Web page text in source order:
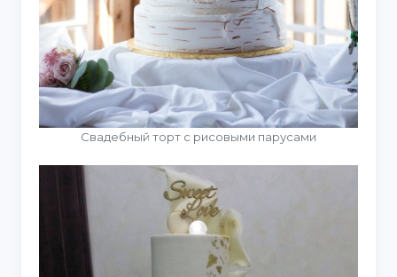
Свадебный торт с рисовыми парусами